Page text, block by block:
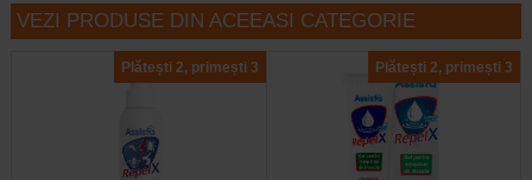
VEZI PRODUSE DIN ACEEASI CATEGORIE
Plătești 2, primești 3 Plătești 2, primești 3